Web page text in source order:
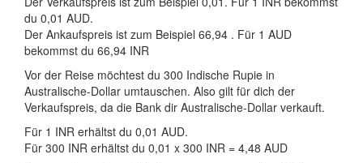
du 0,01 AUD.
Der Ankaufspreis ist zum Beispiel 66,94 . Für 1 AUD
bekommst du 66,94 INR
Vor der Reise möchtest du 300 Indische Rupie in
Australische-Dollar umtauschen. Also gilt für dich der
Verkaufspreis, da die Bank dir Australische-Dollar verkauft.
Für 1 INR erhältst du 0,01 AUD.
Für 300 INR erhältst du 0,01 x 300 INR = 4,48 AUD